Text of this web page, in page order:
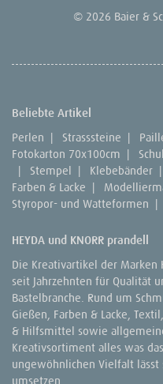
© 2026 Baier &
Beliebte Artikel
Perlen | Strasssteine |
Fotokarton 70x100cm |
|
Stempel | Klebebänder |
Farben & Lacke |
Styropor- und Watteformen |
HEYDA und KNORR prandell
Die Kreativartikel der Marken
seit Jahrzehnten für Qualität
Bastelbranche. Rund um
Gießen, Farben & Lacke,
& Hilfsmittel sowie
Kreativsortiment alles was
ungewöhnlichen Vielfalt
umsetzen.